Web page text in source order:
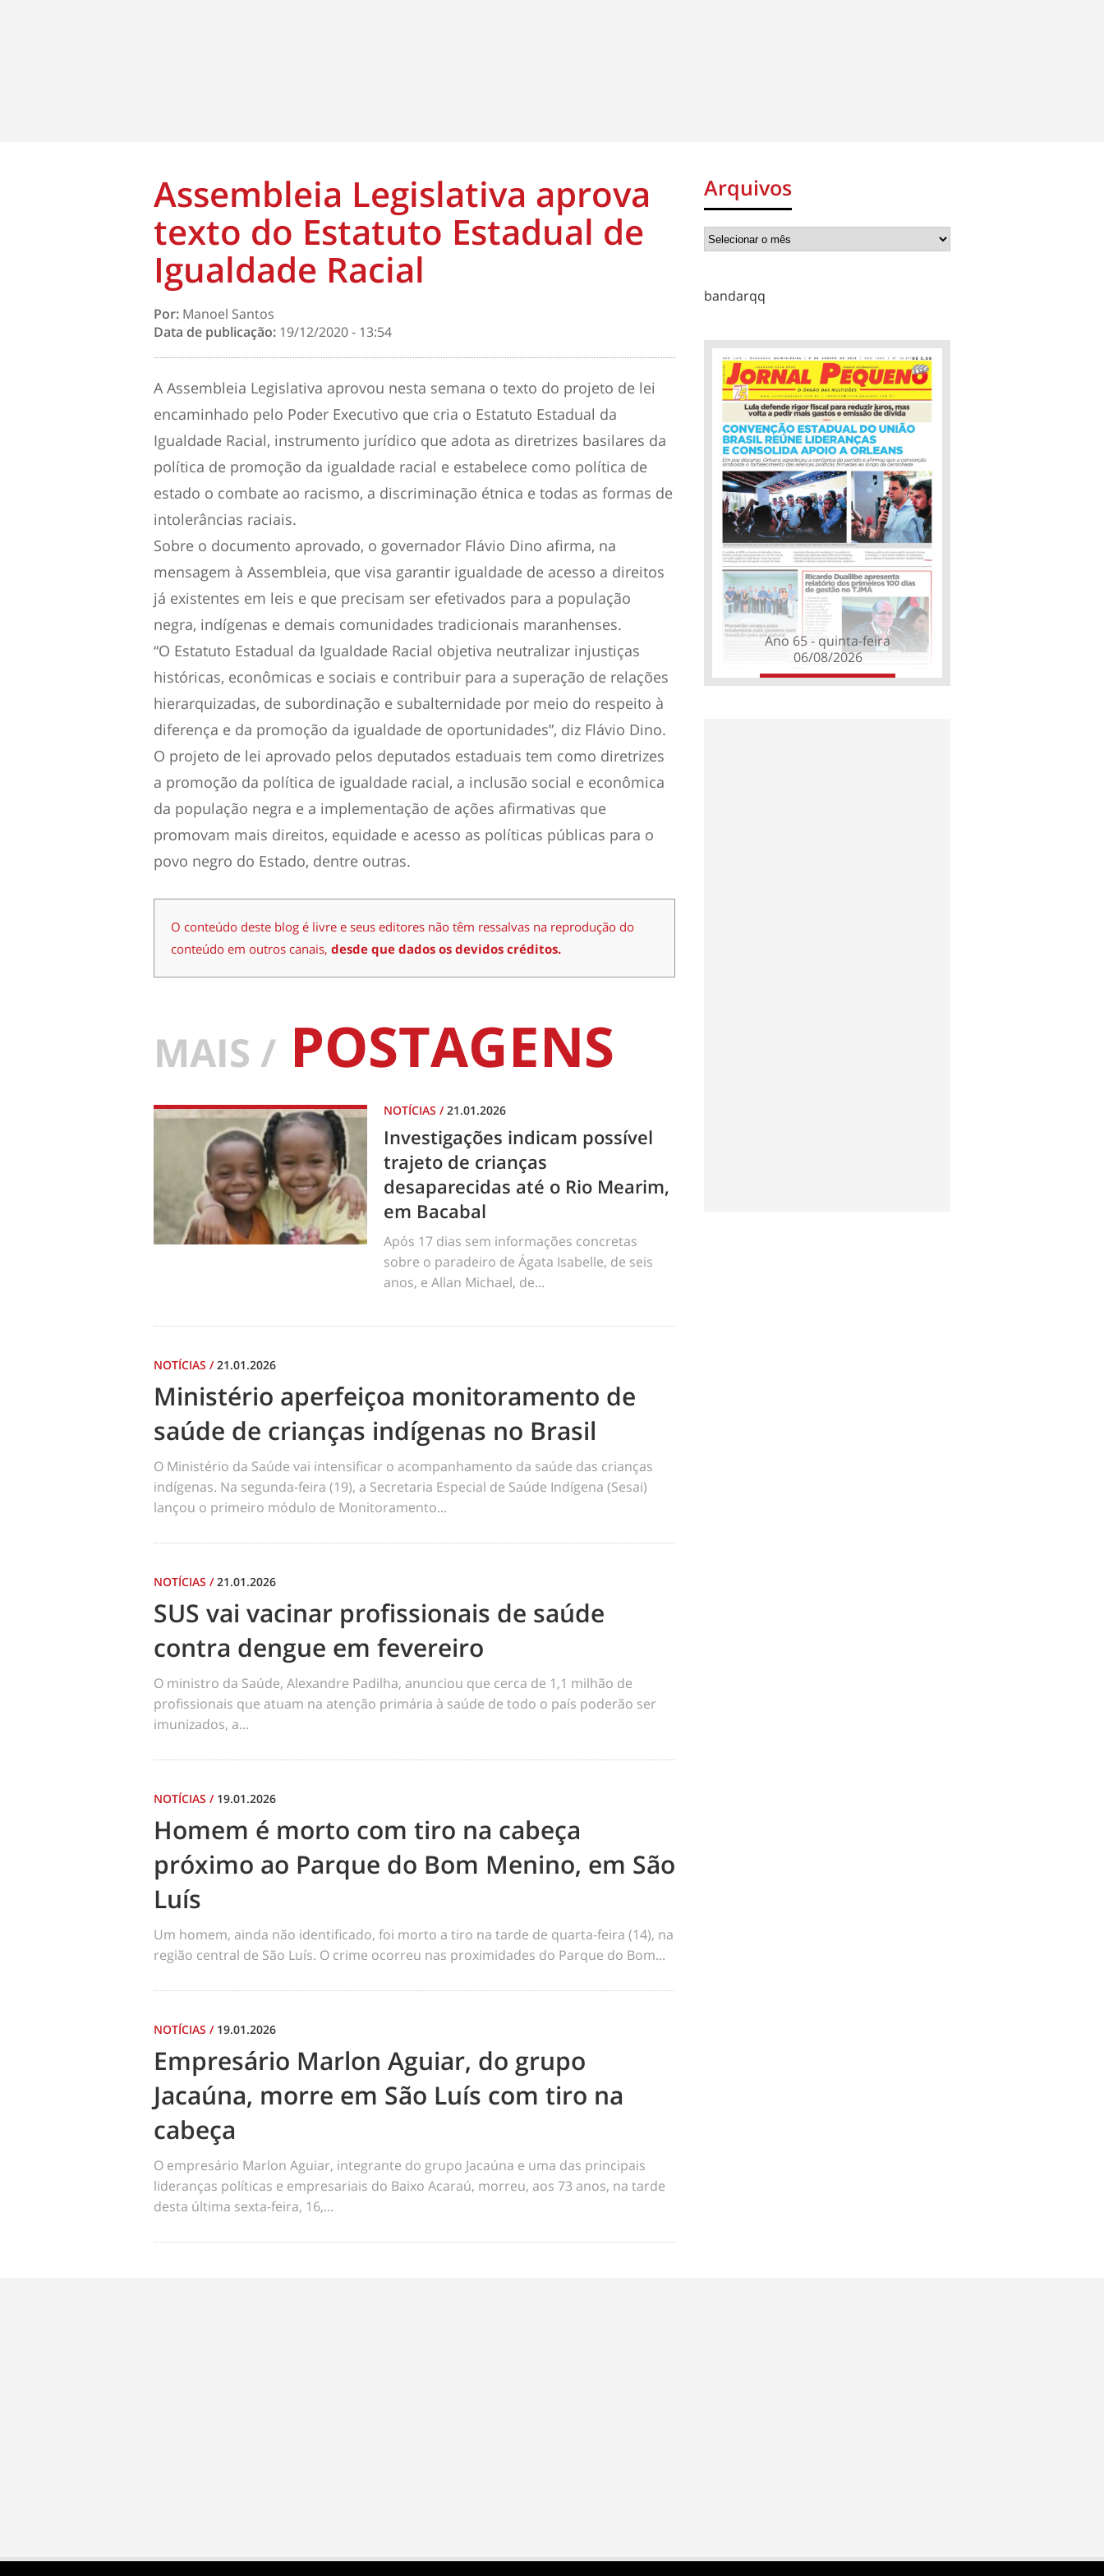
Assembleia Legislativa aprova
texto do Estatuto Estadual de
Igualdade Racial
Por: Manoel Santos
Data de publicação: 19/12/2020 - 13:54
A Assembleia Legislativa aprovou nesta semana o texto do projeto de lei
encaminhado pelo Poder Executivo que cria o Estatuto Estadual da
Igualdade Racial, instrumento jurídico que adota as diretrizes basilares da
política de promoção da igualdade racial e estabelece como política de
estado o combate ao racismo, a discriminação étnica e todas as formas de
intolerâncias raciais.
Sobre o documento aprovado, o governador Flávio Dino afirma, na
mensagem à Assembleia, que visa garantir igualdade de acesso a direitos
já existentes em leis e que precisam ser efetivados para a população
negra, indígenas e demais comunidades tradicionais maranhenses.
“O Estatuto Estadual da Igualdade Racial objetiva neutralizar injustiças
históricas, econômicas e sociais e contribuir para a superação de relações
hierarquizadas, de subordinação e subalternidade por meio do respeito à
diferença e da promoção da igualdade de oportunidades”, diz Flávio Dino.
O projeto de lei aprovado pelos deputados estaduais tem como diretrizes
a promoção da política de igualdade racial, a inclusão social e econômica
da população negra e a implementação de ações afirmativas que
promovam mais direitos, equidade e acesso as políticas públicas para o
povo negro do Estado, dentre outras.
O conteúdo deste blog é livre e seus editores não têm ressalvas na reprodução do
conteúdo em outros canais, desde que dados os devidos créditos.
MAIS / POSTAGENS
NOTÍCIAS /21.01.2026
Investigações indicam possível
trajeto de crianças
desaparecidas até o Rio Mearim,
em Bacabal
Após 17 dias sem informações concretas
sobre o paradeiro de Ágata Isabelle, de seis
anos, e Allan Michael, de...
NOTÍCIAS /21.01.2026
Ministério aperfeiçoa monitoramento de
saúde de crianças indígenas no Brasil
O Ministério da Saúde vai intensificar o acompanhamento da saúde das crianças
indígenas. Na segunda-feira (19), a Secretaria Especial de Saúde Indígena (Sesai)
lançou o primeiro módulo de Monitoramento...
NOTÍCIAS /21.01.2026
SUS vai vacinar profissionais de saúde
contra dengue em fevereiro
O ministro da Saúde, Alexandre Padilha, anunciou que cerca de 1,1 milhão de
profissionais que atuam na atenção primária à saúde de todo o país poderão ser
imunizados, a...
NOTÍCIAS / 19.01.2026
Homem é morto com tiro na cabeça
próximo ao Parque do Bom Menino, em São
Luís
Um homem, ainda não identificado, foi morto a tiro na tarde de quarta-feira (14), na
região central de São Luís. O crime ocorreu nas proximidades do Parque do Bom...
NOTÍCIAS / 19.01.2026
Empresário Marlon Aguiar, do grupo
Jacaúna, morre em São Luís com tiro na
cabeça
O empresário Marlon Aguiar, integrante do grupo Jacaúna e uma das principais
lideranças políticas e empresariais do Baixo Acaraú, morreu, aos 73 anos, na tarde
desta última sexta-feira, 16,...
Arquivos
bandarqq
Ano 65 - quinta-feira
06/08/2026